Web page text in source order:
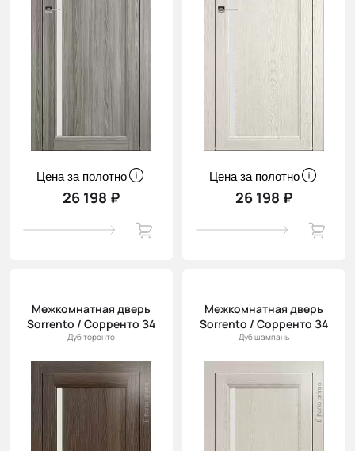
Цена за полотно
26 198 ₽
Цена за полотно
26 198 ₽
Межкомнатная дверь
Sorrento / Сорренто З4
Дуб торонто
Межкомнатная дверь
Sorrento / Сорренто З4
Дуб шампань